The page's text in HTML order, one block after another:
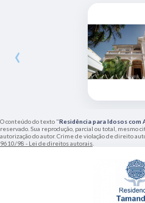
‹
O conteúdo do texto "Residência para Idosos com
reservado. Sua reprodução, parcial ou total, mesmo
autorização do autor. Crime de violação de direito
9610/98 - Lei de direitos autorais